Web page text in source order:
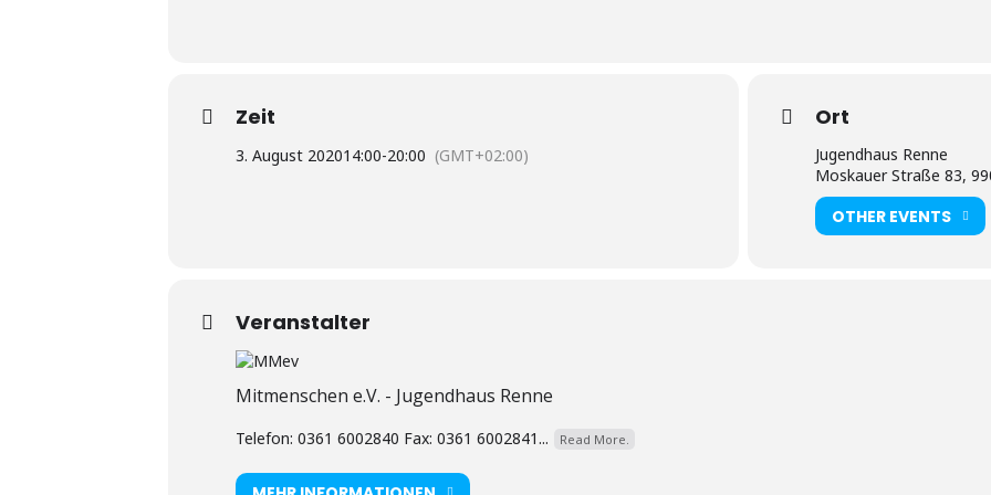
Zeit
3. August 202014:00-20:00 (GMT+02:00)
Ort
Jugendhaus Renne
Moskauer Straße 83,
OTHER EVENTS
Veranstalter
Mitmenschen e.V. - Jugendhaus Renne
Telefon: 0361 6002840 Fax: 0361 6002841... Read More.